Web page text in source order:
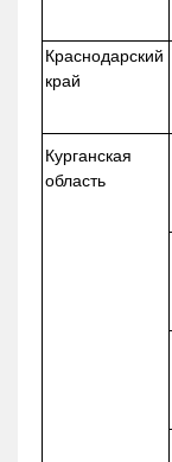
Краснодарский
край
Курганская
область